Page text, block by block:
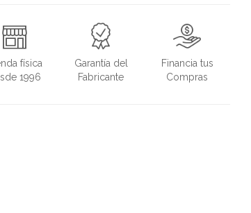
física
1996
Garantía del
Fabricante
Financia tus
Compras